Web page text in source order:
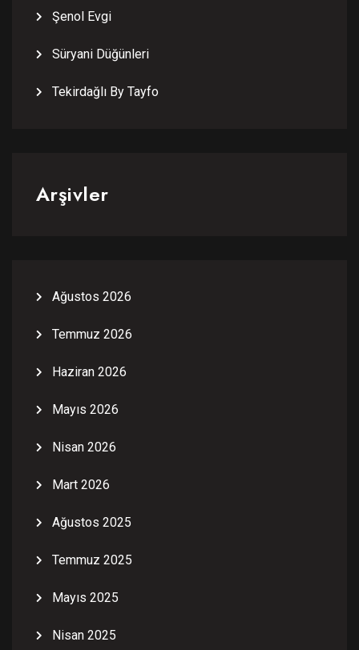
Şenol Evgi
Süryani Düğünleri
Tekirdağlı By Tayfo
Arşivler
Ağustos 2026
Temmuz 2026
Haziran 2026
Mayıs 2026
Nisan 2026
Mart 2026
Ağustos 2025
Temmuz 2025
Mayıs 2025
Nisan 2025